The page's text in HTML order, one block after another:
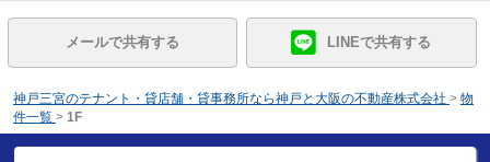
メールで共有する LINEで共有する
神戸三宮のテナント・貸店舗・貸事務所なら神戸と大阪の不動産株式会社 > 物
件一覧 > 1F